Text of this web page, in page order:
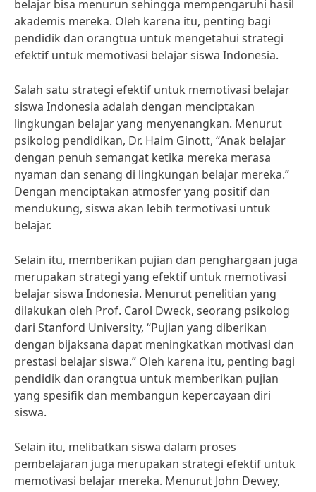
belajar bisa menurun sehingga mempengaruhi hasil
akademis mereka. Oleh karena itu, penting bagi
pendidik dan orangtua untuk mengetahui strategi
efektif untuk memotivasi belajar siswa Indonesia.
Salah satu strategi efektif untuk memotivasi belajar
siswa Indonesia adalah dengan menciptakan
lingkungan belajar yang menyenangkan. Menurut
psikolog pendidikan, Dr. Haim Ginott, “Anak belajar
dengan penuh semangat ketika mereka merasa
nyaman dan senang di lingkungan belajar mereka.”
Dengan menciptakan atmosfer yang positif dan
mendukung, siswa akan lebih termotivasi untuk
belajar.
Selain itu, memberikan pujian dan penghargaan juga
merupakan strategi yang efektif untuk memotivasi
belajar siswa Indonesia. Menurut penelitian yang
dilakukan oleh Prof. Carol Dweck, seorang psikolog
dari Stanford University, “Pujian yang diberikan
dengan bijaksana dapat meningkatkan motivasi dan
prestasi belajar siswa.” Oleh karena itu, penting bagi
pendidik dan orangtua untuk memberikan pujian
yang spesifik dan membangun kepercayaan diri
siswa.
Selain itu, melibatkan siswa dalam proses
pembelajaran juga merupakan strategi efektif untuk
memotivasi belajar mereka. Menurut John Dewey,